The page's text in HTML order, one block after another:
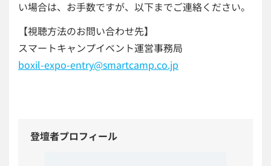
い場合は、お手数ですが、以下までご連絡ください。
【視聴方法のお問い合わせ先】
スマートキャンプイベント運営事務局
boxil-expo-entry@smartcamp.co.jp
登壇者プロフィール